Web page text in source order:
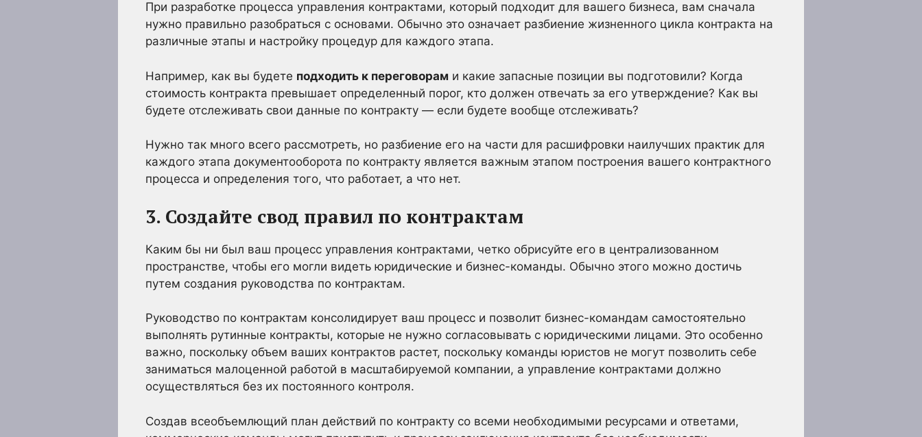
При разработке процесса управления контрактами, который подходит для вашего бизнеса, вам сначала
нужно правильно разобраться с основами. Обычно это означает разбиение жизненного цикла контракта на
различные этапы и настройку процедур для каждого этапа.
Например, как вы будете подходить к переговорам и какие запасные позиции вы подготовили? Когда
стоимость контракта превышает определенный порог, кто должен отвечать за его утверждение? Как вы
будете отслеживать свои данные по контракту — если будете вообще отслеживать?
Нужно так много всего рассмотреть, но разбиение его на части для расшифровки наилучших практик для
каждого этапа документооборота по контракту является важным этапом построения вашего контрактного
процесса и определения того, что работает, а что нет.
3. Создайте свод правил по контрактам
Каким бы ни был ваш процесс управления контрактами, четко обрисуйте его в централизованном
пространстве, чтобы его могли видеть юридические и бизнес-команды. Обычно этого можно достичь
путем создания руководства по контрактам.
Руководство по контрактам консолидирует ваш процесс и позволит бизнес-командам самостоятельно
выполнять рутинные контракты, которые не нужно согласовывать с юридическими лицами. Это особенно
важно, поскольку объем ваших контрактов растет, поскольку команды юристов не могут позволить себе
заниматься малоценной работой в масштабируемой компании, а управление контрактами должно
осуществляться без их постоянного контроля.
Создав всеобъемлющий план действий по контракту со всеми необходимыми ресурсами и ответами,